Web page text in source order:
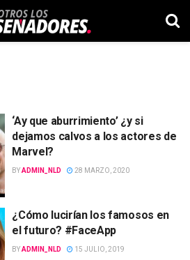
‘Ay que aburrimiento’ ¿y si
dejamos calvos a los actores de
Marvel?
BYADMIN_NLD 28 MARZO, 2020
¿Cómo lucirían los famosos en
el futuro? #FaceApp
BYADMIN_NLD 15 JULIO, 2019